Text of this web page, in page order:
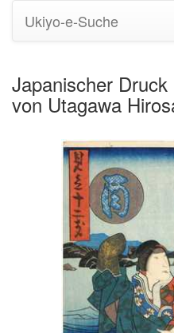
Ukiyo-e-Suche
Japanischer
von Utagawa